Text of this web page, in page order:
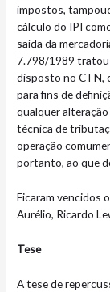
impostos,
cálculo do IPI
saída da
7.798/1989 tratou
disposto no CTN,
para fins de
qualquer
técnica de
operação
portanto, ao que
Ficaram vencidos
Aurélio, Ricardo
Tese
A tese de